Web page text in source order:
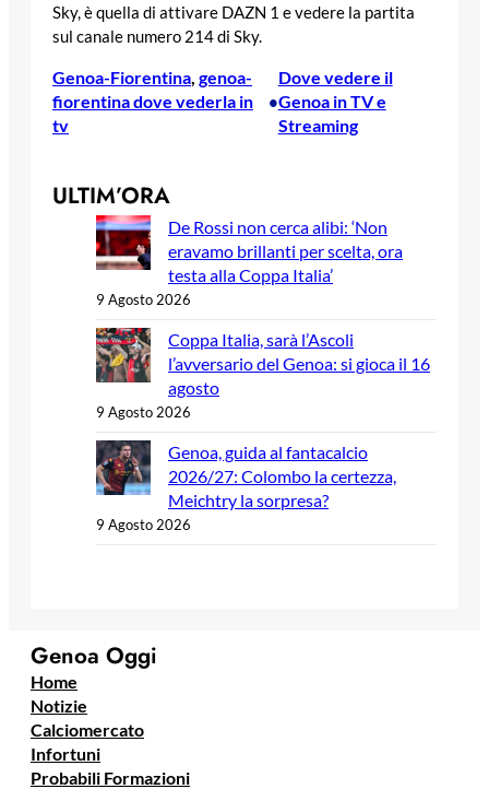
Sky, è quella di attivare DAZN 1 e vedere la partita
sul canale numero 214 di Sky.
Genoa-Fiorentina, genoa-
fiorentina dove vederla in
tv
•
Dove vedere il
Genoa in TV e
Streaming
ULTIM’ORA
De Rossi non cerca alibi: ‘Non
eravamo brillanti per scelta, ora
testa alla Coppa Italia’
9 Agosto 2026
Coppa Italia, sarà l’Ascoli
l’avversario del Genoa: si gioca il 16
agosto
9 Agosto 2026
Genoa, guida al fantacalcio
2026/27: Colombo la certezza,
Meichtry la sorpresa?
9 Agosto 2026
Genoa Oggi
Home
Notizie
Calciomercato
Infortuni
Probabili Formazioni